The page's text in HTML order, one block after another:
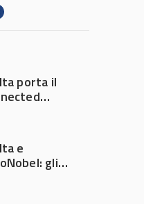
porta il
2026
e
gli